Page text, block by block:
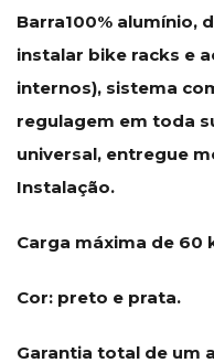
Barra100% alumínio,
instalar bike racks e
internos), sistema
regulagem em toda
universal, entregue
Instalação.
Carga máxima de 60
Cor: preto e prata.
Garantia total de um